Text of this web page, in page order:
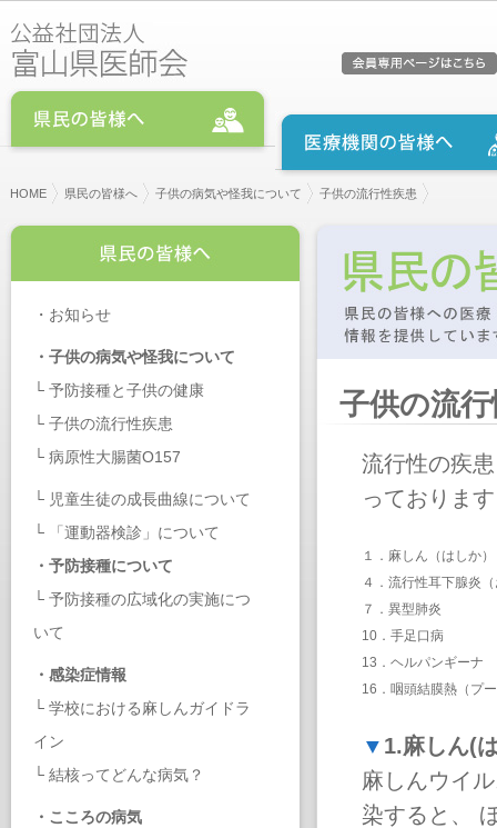
HOME 県民の皆様へ 子供の病気や怪我について 子供の流行性疾患
・ お知らせ
・ 子供の病気や怪我について
└ 予防接種と子供の健康
└ 子供の流行性疾患
└ 病原性大腸菌O157
└ 児童生徒の成長曲線について
└
「運動器検診」について
・ 予防接種について
└ 予防接種の広域化の実施につ
いて
・ 感染症情報
└ 学校における麻しんガイドラ
イン
└ 結核ってどんな病気？
・ こころの病気
子供の流
流行性の疾
っておりま
１． 麻しん（はしか）
４． 流行性耳下腺炎
７． 異型肺炎
10． 手足口病
13． ヘルパンギーナ
16． 咽頭結膜熱（プ
▼ 1.麻しん(
麻しんウイ
染すると、